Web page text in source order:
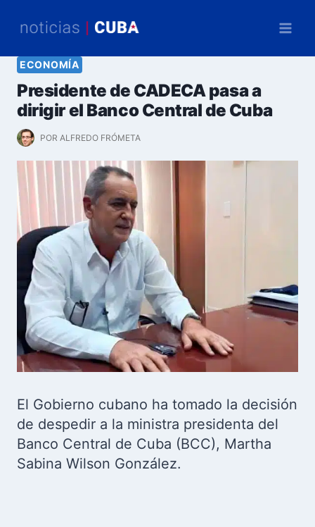
ECONOMÍA
Presidente de CADECA pasa a
dirigir el Banco Central de Cuba
POR ALFREDO FRÓMETA
El Gobierno cubano ha tomado la decisión
de despedir a la ministra presidenta del
Banco Central de Cuba (BCC), Martha
Sabina Wilson González.